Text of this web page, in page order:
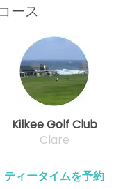
ース
Kilkee Golf Club
Clare
ティータイムを予約